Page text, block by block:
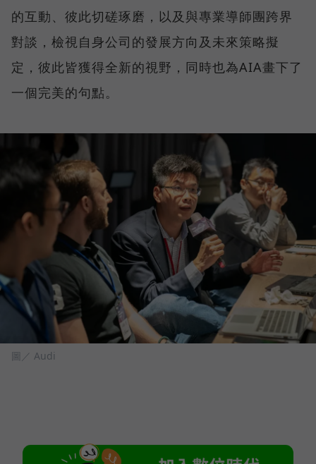
的互動、彼此切磋琢磨，以及與專業導師團跨界
對談，檢視自身公司的發展方向及未來策略擬
定，彼此皆獲得全新的視野，同時也為AIA畫下了
一個完美的句點。
圖／ Audi